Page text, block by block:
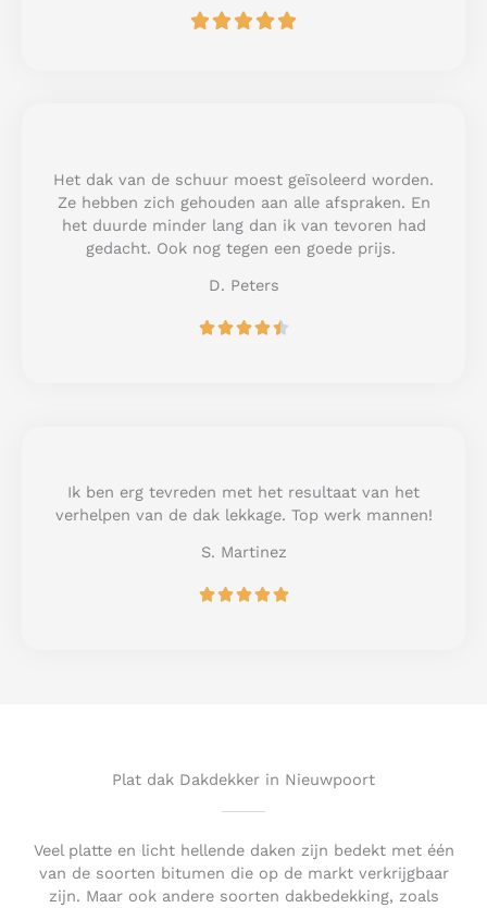
R
u
t
o
f
Het dak van de schuur moest geïsoleerd worden.
Ze hebben zich gehouden aan alle afspraken. En
het duurde minder lang dan ik van tevoren had
gedacht. Ook nog tegen een goede prijs.
D. Peters

f
Ik ben erg tevreden met het resultaat van het
verhelpen van de dak lekkage. Top werk mannen!
S. Martinez
R
t
Plat dak Dakdekker in Nieuwpoort
Veel platte en licht hellende daken zijn bedekt met één
van de soorten bitumen die op de markt verkrijgbaar
zijn. Maar ook andere soorten dakbedekking, zoals